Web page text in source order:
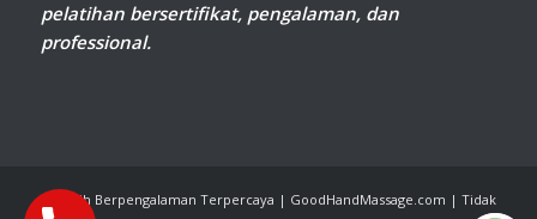
pelatihan bersertifikat, pengalaman, dan
professional.
Terlatih Berpengalaman Terpercaya | GoodHandMassage.com | Tidak